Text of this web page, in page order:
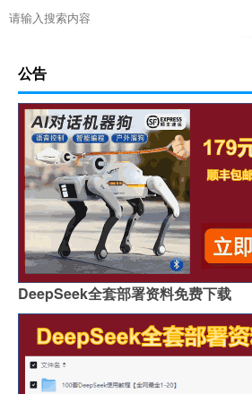
公告
DeepSeek全套部署资料免费下载